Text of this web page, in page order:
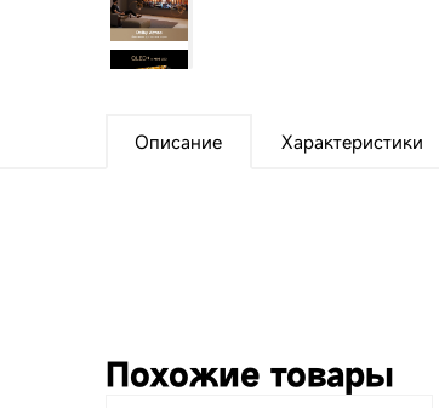
Описание Характеристики
Похожие товары